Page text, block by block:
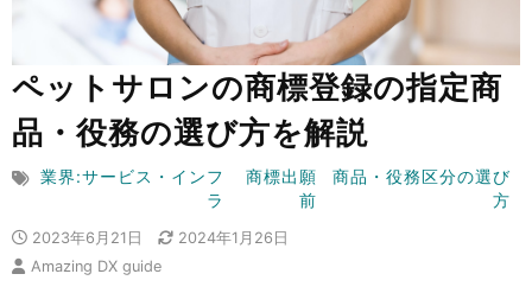
ペットサロンの商標登録の指定商
品・役務の選び方を解説
業界:サービス・インフ
ラ
商標出願
前
商品・役務区分の選び
方
2023年6月21日
2024年1月26日
Amazing DX guide